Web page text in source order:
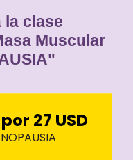
la clase
Muscular
por 27 USD